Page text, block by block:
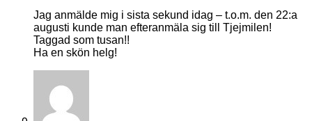
Jag anmälde mig i sista sekund idag – t.o.m. den 22:a
augusti kunde man efteranmäla sig till Tjejmilen!
Taggad som tusan!!
Ha en skön helg!